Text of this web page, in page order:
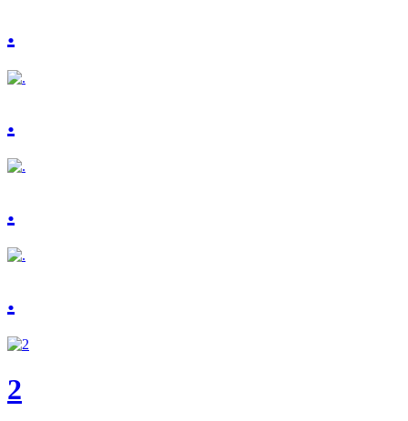
.
.
.
.
2